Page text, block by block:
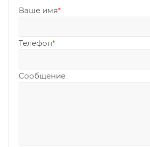
Ваше имя*
Телефон*
Сообщение